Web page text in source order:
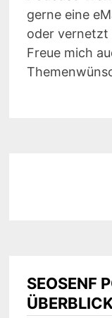
gerne eine
oder vernetzt
Freue mich
SEOSENF